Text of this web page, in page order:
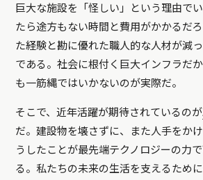
巨大な施設を「怪しい」という理由で
たら途方もない時間と費用がかかるだ
た経験と勘に優れた職人的な人材が減
である。社会に根付く巨大インフラだ
も一筋縄ではいかないのが実際だ。
そこで、近年活躍が期待されているのが
だ。建設物を壊さずに、また人手をか
うしたことが最先端テクノロジーの力
る。私たちの未来の生活を支えるため